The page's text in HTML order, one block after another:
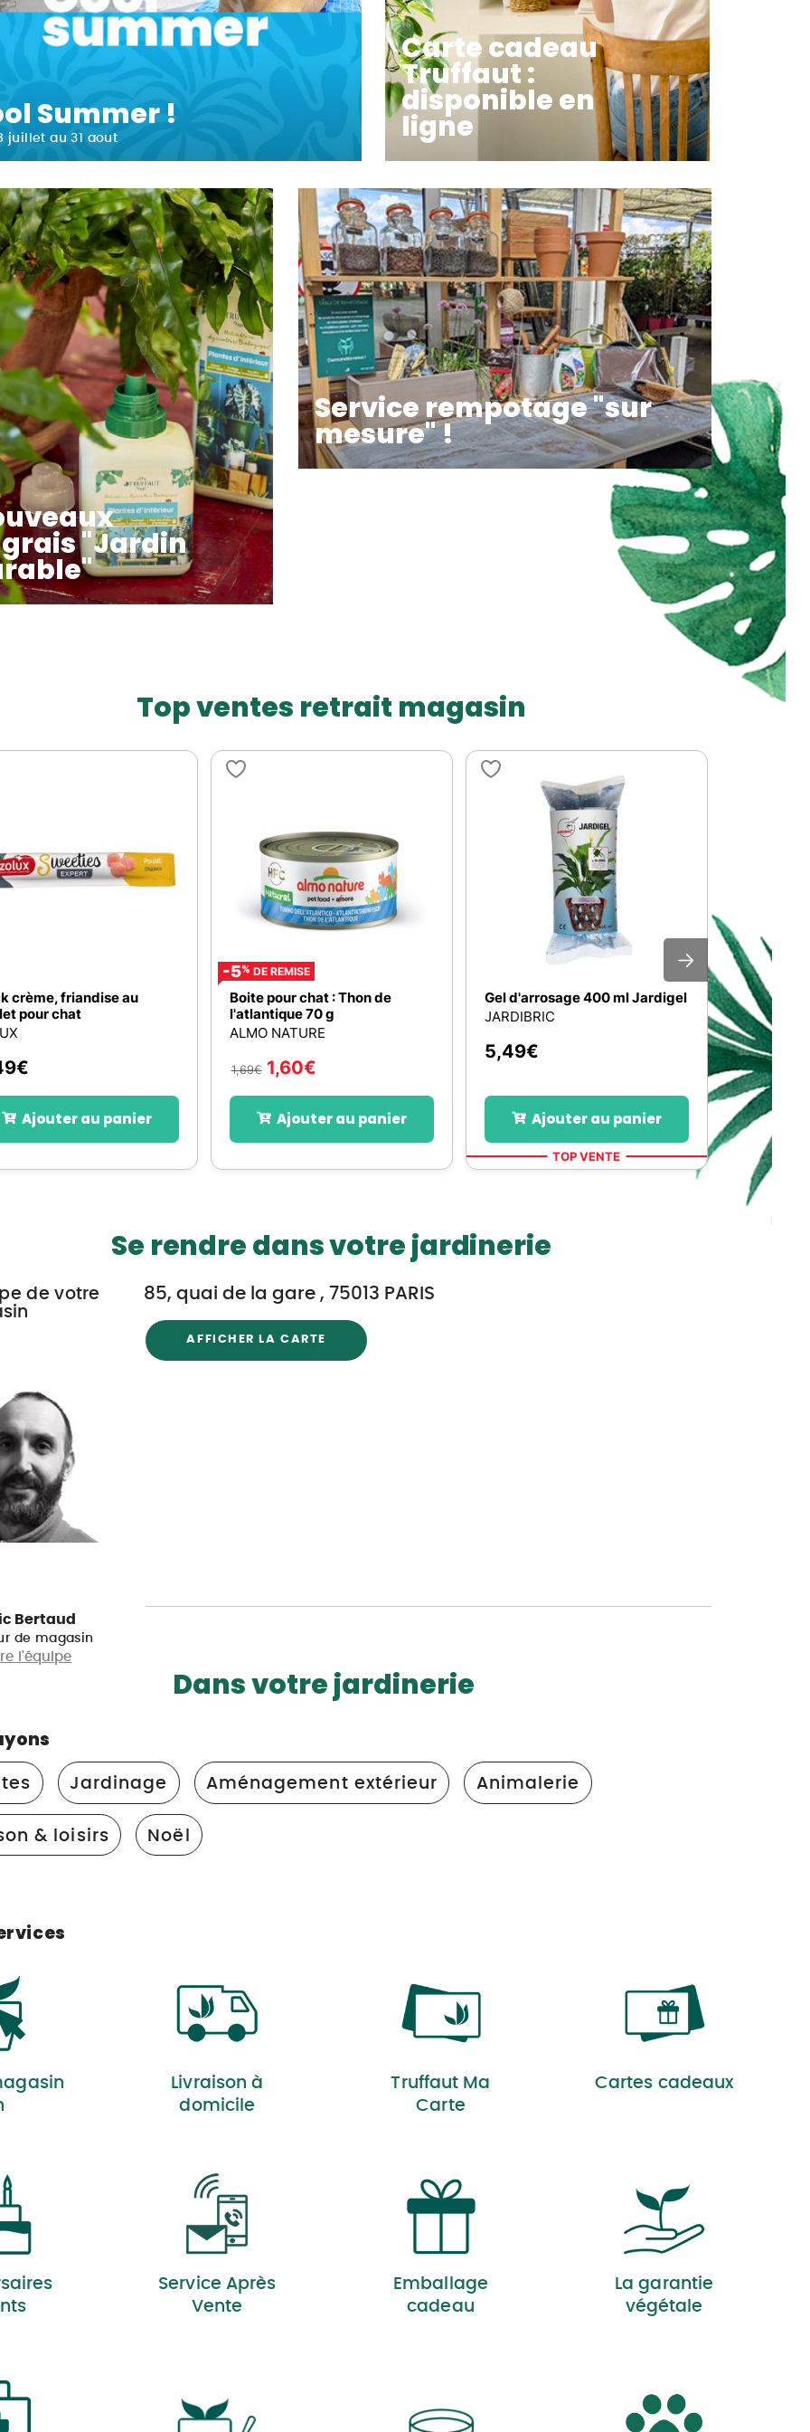
Summer !
juillet au 31 aout
Carte cadeau
Truffaut :
disponible en
ligne
"Jardin
Service rempotage "sur
mesure" !
Top ventes retrait magasin
crème, friandise au
pour chat
€
Ajouter au panier
-5% DE REMISE
Boite pour chat : Thon de
l'atlantique 70 g
ALMO NATURE
1,69€ 1,60€
Ajouter au panier
Gel d'arrosage 400 ml Jardigel
JARDIBRIC
5,49€
Ajouter au panier
TOP VENTE
Stick
thon/
ZOLUX
0,49
Se rendre dans votre jardinerie
de votre
Bertaud
de magasin
l'équipe
85, quai de la gare , 75013 PARIS
AFFICHER LA CARTE
Dans votre jardinerie
Jardinage Aménagement extérieur Animalerie
& loisirs Noël
Livraison à
domicile
Truffaut Ma
Carte
Cartes cadeaux
Service Après
Vente
Emballage
cadeau
La garantie
végétale